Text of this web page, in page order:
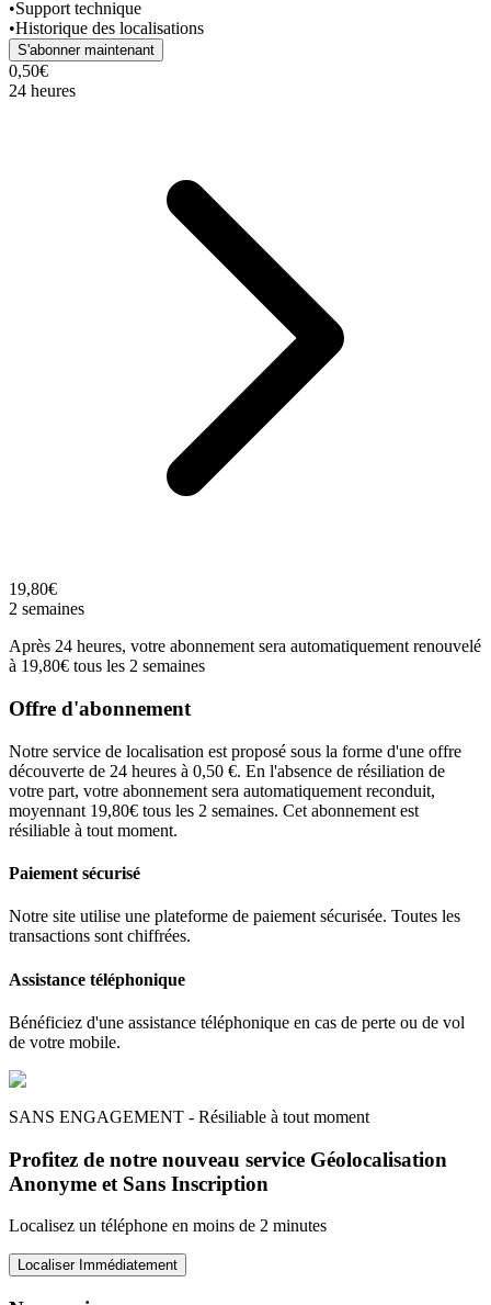
•Support technique
•Historique des localisations
S'abonner maintenant
0,50€
24 heures
19,80€
2 semaines
Après 24 heures, votre abonnement sera automatiquement renouvelé
à 19,80€ tous les 2 semaines
Offre d'abonnement
Notre service de localisation est proposé sous la forme d'une offre
découverte de 24 heures à 0,50 €. En l'absence de résiliation de
votre part, votre abonnement sera automatiquement reconduit,
moyennant 19,80€ tous les 2 semaines. Cet abonnement est
résiliable à tout moment.
Paiement sécurisé
Notre site utilise une plateforme de paiement sécurisée. Toutes les
transactions sont chiffrées.
Assistance téléphonique
Bénéficiez d'une assistance téléphonique en cas de perte ou de vol
de votre mobile.
SANS ENGAGEMENT - Résiliable à tout moment
Profitez de notre nouveau service Géolocalisation
Anonyme et Sans Inscription
Localisez un téléphone en moins de 2 minutes
Localiser Immédiatement